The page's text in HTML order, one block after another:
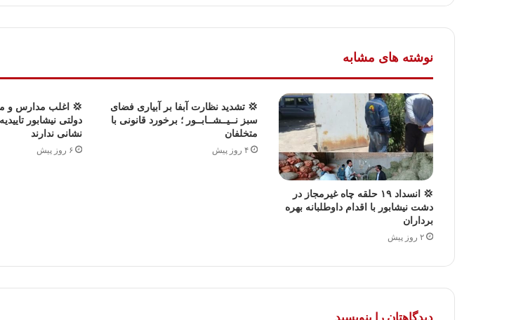
نوشته های مشابه
💢 انسداد ۱۹ حلقه چاه غیرمجاز در
دشت نیشابور با اقدام داوطلبانه بهره
برداران
۲ روز پیش
💢 تشدید نظارت آبفا بر آبیاری فضای
سبز نــیــشــابــور ؛ برخورد قانونی با
متخلفان
۴ روز پیش
💢 اغلب مدارس و
دولتی نیشابور
نشانی ندارند
۶ روز پیش